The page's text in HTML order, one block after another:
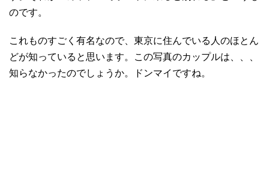
のです。
これものすごく有名なので、東京に住んでいる人のほとん
どが知っていると思います。この写真のカップルは、、、
知らなかったのでしょうか。ドンマイですね。